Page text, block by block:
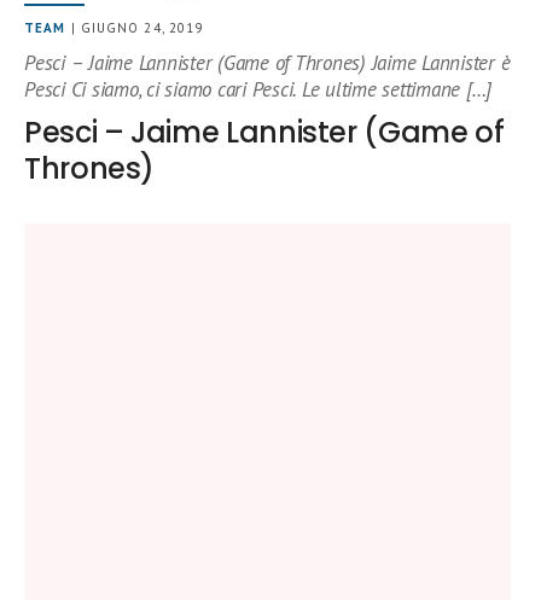
TEAM | GIUGNO 24, 2019
Pesci – Jaime Lannister (Game of Thrones) Jaime Lannister è
Pesci Ci siamo, ci siamo cari Pesci. Le ultime settimane […]
Pesci – Jaime Lannister (Game of
Thrones)